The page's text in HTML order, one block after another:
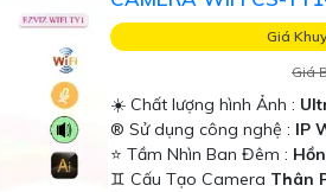
Giá
Giá
☀️ Chất lượng hình Ảnh :
®️ Sử dụng công nghệ : IP
⭐ Tầm Nhìn Ban Đêm :
♊ Cấu Tạo Camera Thân